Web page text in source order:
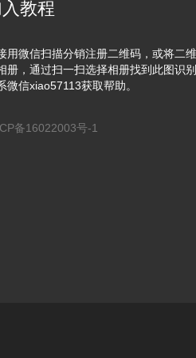
教程
用微信扫描分销注册二维码，或将二
册，通过扫一扫选择相册找到此图识
微信xiao57113获取帮助。
备16022003号-1